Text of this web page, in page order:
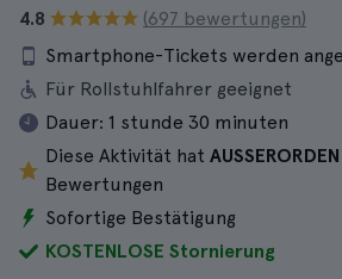
4.8
(697 bewertungen)
Smartphone-Tickets werden
Für Rollstuhlfahrer geeignet
Dauer: 1 stunde 30 minuten
Diese Aktivität hat
Bewertungen
Sofortige Bestätigung
KOSTENLOSE Stornierung